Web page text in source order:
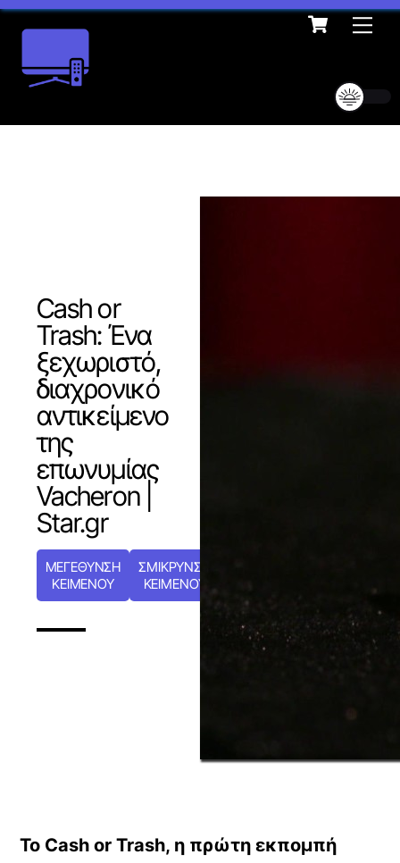
Skip
content
Cart
Cash or
Trash: Ένα
ξεχωριστό,
διαχρονικό
αντικείμενο
της
επωνυμίας
Vacheron |
Star.gr
ΜΕΓΕΘΥΝΣΗ
ΚΕΙΜΕΝΟΥ
ΣΜΙΚΡΥΝΣΗ
ΚΕΙΜΕΝΟΥ
Το Cash or Trash, η πρώτη εκπομπή